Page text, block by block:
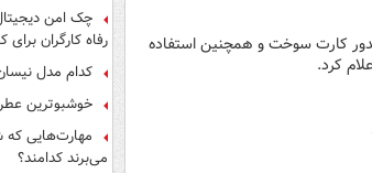
کارت سوخت و همچنین استفاده
کرد.
چک امن
رفاه کارگران
کدام مدل
خوشبوترین عطر
مهارت‌هایی که
می‌برند کدامند؟